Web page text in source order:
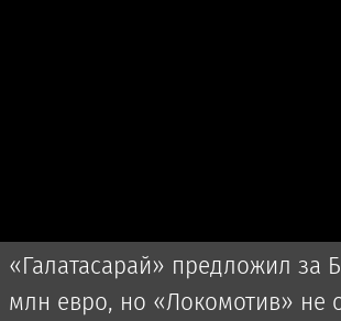
«Галатасарай» предложил за
млн евро, но «Локомотив» не